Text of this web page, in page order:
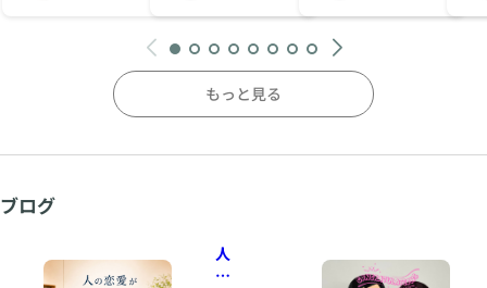
もっと見る
ブログ
人
の